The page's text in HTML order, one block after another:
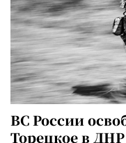
ВС России
Торецкое в ДНР